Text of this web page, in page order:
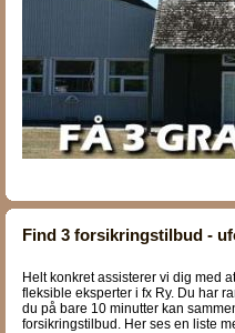
Find 3 forsikringstilbud -
Helt konkret assisterer vi dig med
fleksible eksperter i fx Ry. Du har
du på bare 10 minutter kan
forsikringstilbud. Her ses en liste